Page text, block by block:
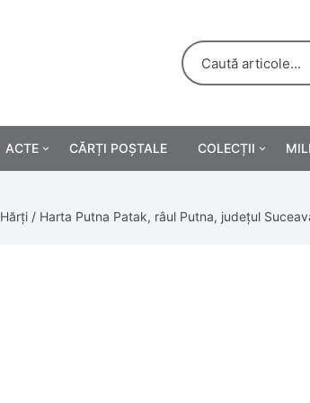
ACTE CĂRȚI POȘTALE COLECȚII
Hărți / Harta Putna Patak, râul Putna, județul